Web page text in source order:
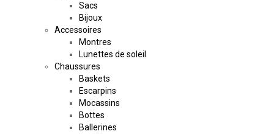
Sacs
Bijoux
Accessoires
Montres
Lunettes de soleil
Chaussures
Baskets
Escarpins
Mocassins
Bottes
Ballerines